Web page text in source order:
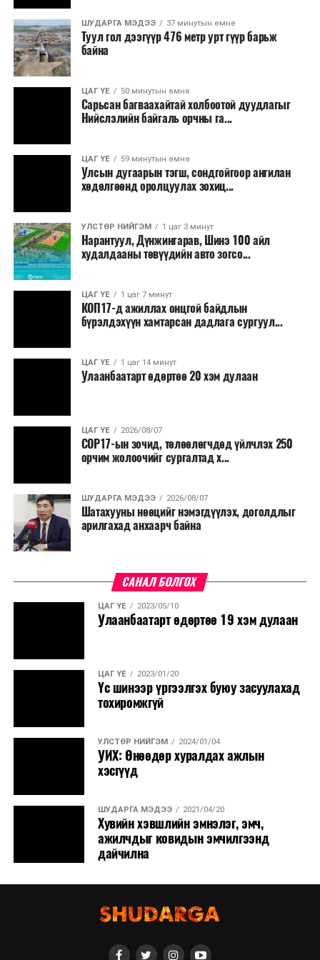
нэгжийг 375 мянга хүртэлх еврогоор торгох
боломжтой. Харин хэрэглэгч өөрөө зөвшөөрсөн,
эсвэл тухайн компанитай өмнө нь гэрээний
харилцаатай бөгөөд шинэ үйлчилгээ санал болгож
буй тохиолдолд хориг үйлчлэхгүй. Иргэд
зөвшөөрөлгүй дуудлагын талаар төрийн цахим
хуудсаар мэдээлэх боломжтой.
Шинэ хууль Францын зах зээлд үйлчилдэг гадаадын
дуудлагын төвүүдэд нөлөөлөхөөр байна. Тухайлбал,
Мароккогийн дуудлагын төвүүдийн орлогын 80 гаруй
хувь Францын зах зээлээс бүрддэг бөгөөд тус улсын
40–50 мянган ажлын байр эрсдэлд орж болзошгүйг
Мароккогийн хөдөлмөр эрхлэлтийн сайд мэдэгджээ.
ШУДАРГА МЭДЭЭ 37 минутын өмнө
Туул гол дээгүүр 476 метр урт гүүр барьж
байна
ЦАГ ҮЕ 50 минутын өмнө
Сарьсан багваахайтай холбоотой дуудлагыг
Нийслэлийн байгаль орчны га...
ЦАГ ҮЕ 59 минутын өмнө
Улсын дугаарын тэгш, сондгойгоор ангилан
хөдөлгөөнд оролцуулах зохиц...
УЛСТӨР НИЙГЭМ 1 цаг 3 минут
Нарантуул, Дүнжингарав, Шинэ 100 айл
худалдааны төвүүдийн авто зогсо...
ЦАГ ҮЕ 1 цаг 7 минут
КОП17-д ажиллах онцгой байдлын
бүрэлдэхүүн хамтарсан дадлага сургуул...
ЦАГ ҮЕ 1 цаг 14 минут
Улаанбаатарт өдөртөө 20 хэм дулаан
ЦАГ ҮЕ 2026/08/07
COP17-ын зочид, төлөөлөгчдөд үйлчлэх 250
орчим жолоочийг сургалтад х...
ШУДАРГА МЭДЭЭ 2026/08/07
Шатахууны нөөцийг нэмэгдүүлэх, доголдлыг
арилгахад анхаарч байна
САНАЛ БОЛГОХ
ЦАГ ҮЕ 2023/05/10
Улаанбаатарт өдөртөө 19 хэм дулаан
ЦАГ ҮЕ 2023/01/20
Үс шинээр үргээлгэх буюу засуулахад
тохиромжгүй
УЛСТӨР НИЙГЭМ 2024/01/04
УИХ: Өнөөдөр хуралдах ажлын
хэсгүүд
ШУДАРГА МЭДЭЭ 2021/04/20
Хувийн хэвшлийн эмнэлэг, эмч,
ажилчдыг ковидын эмчилгээнд
дайчилна